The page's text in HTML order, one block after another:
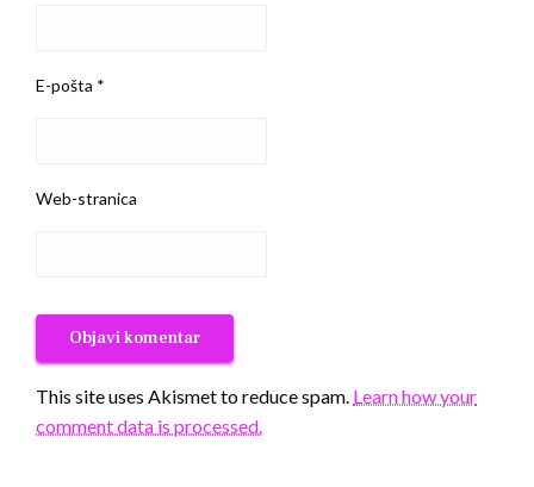
E-pošta *
Web-stranica
This site uses Akismet to reduce spam. Learn how your
comment data is processed.